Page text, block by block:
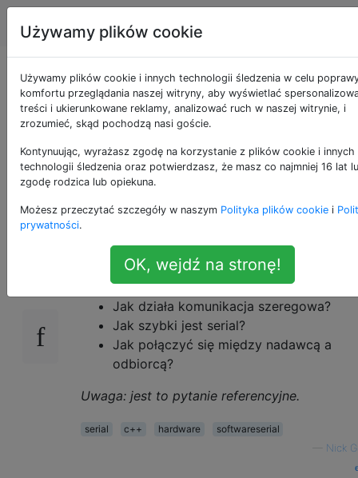
Arduino Tagi
Jak działa
komunikacja
szeregowa w
Arduino?
W odniesieniu do Arduino Uno, Mega2560,
Leonardo i podobnych płyt:
Jak działa komunikacja szeregowa?
Jak szybki jest serial?
Jak połączyć się między nadawcą a
odbiorcą?
Uwaga: jest to pytanie referencyjne.
serial c++ hardware
softwareserial
Nick
Używamy plików cookie
Używamy plików cookie i innych technologii śledzenia w celu
komfortu przeglądania naszej witryny, aby wyświetlać
treści i ukierunkowane reklamy, analizować ruch w naszej witrynie, i
zrozumieć, skąd pochodzą nasi goście.
Kontynuując, wyrażasz zgodę na korzystanie z plików cookie i innych
technologii śledzenia oraz potwierdzasz, że masz co najmniej 16 lat
zgodę rodzica lub opiekuna.
Możesz przeczytać szczegóły w naszym Polityka plików cookie i
prywatności.
OK, wejdź na stronę!